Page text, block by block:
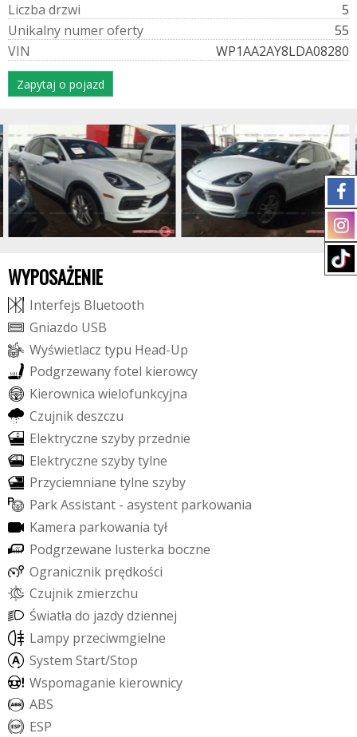
Liczba drzwi
5
Unikalny numeroferty
55
VIN WP1AA2AY8LDA08280
Zapytaj o pojazd
WYPOSAŻENIE
Interfejs Bluetooth
Gniazdo USB
Wyświetlacz typu Head-Up
Podgrzewanyfotel kierowcy
Kierownica wielofunkcyjna
Czujnikdeszczu
Elektryczne szyby przednie
Elektryczne szybytylne
Przyciemniane tylne szyby
ParkAssistant - asystent parkowania
Kamera parkowania tył
Podgrzewane lusterka boczne
Ogranicznik prędkości
Czujnik zmierzchu
Światła do jazdydziennej
Lampy przeciwmgielne
System Start/Stop
Wspomaganie kierownicy
ABS
ESP